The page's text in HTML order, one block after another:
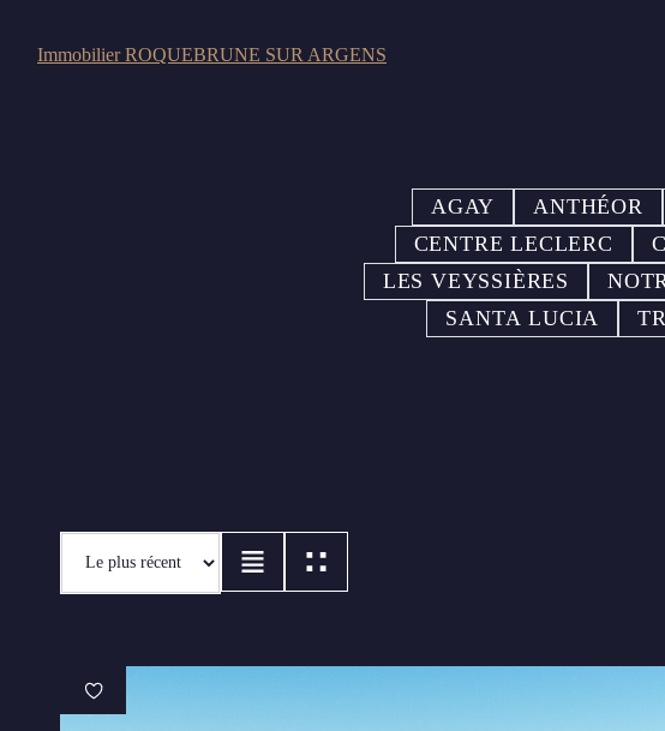
Immobilier ROQUEBRUNE SUR ARGENS
AGAY ANTHÉOR
CENTRE LECLERC
LES VEYSSIÈRES
SANTA LUCIA